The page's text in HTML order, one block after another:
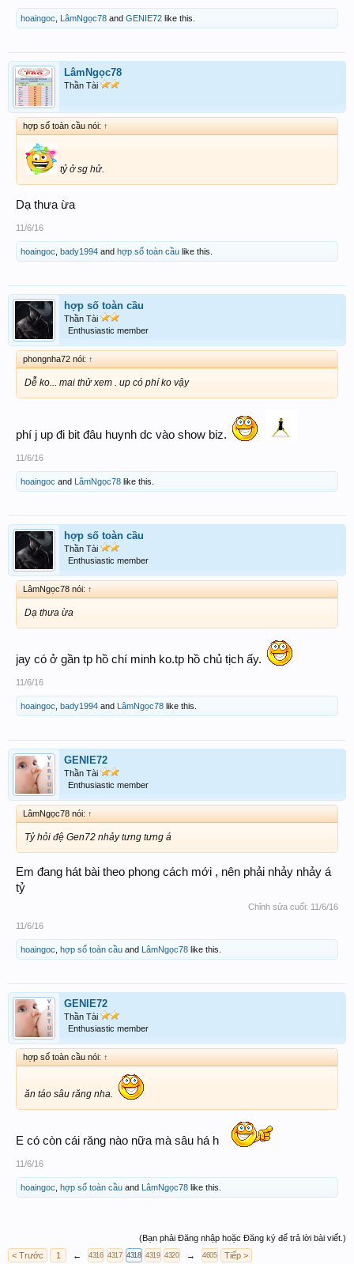
hoaingoc LâmNgọc78 and GENIE72 like this.
LâmNgọc78
Thần Tài
hợp số toàn cầu nói: ↑
tỷ ở sg hử.
Dạ thưa ừa
11/6/16
hoaingoc bady1994 and hợp số toàn cầu like this.
hợp số toàn cầu
Thần Tài
Enthusiastic member
phongnha72 nói: ↑
Dễ ko... mai thử xem . up có phí ko vậy
phí j up đi bit đâu huynh dc vào show biz.
11/6/16
hoaingoc and LâmNgọc78 like this.
hợp số toàn cầu
Thần Tài
Enthusiastic member
LâmNgọc78 nói: ↑
Dạ thưa ừa
jay có ở gần tp hồ chí minh ko.tp hồ chủ tịch ấy.
11/6/16
hoaingoc bady1994 and LâmNgọc78 like this.
GENIE72
Thần Tài
Enthusiastic member
LâmNgọc78 nói: ↑
Tỷ hỏi đệ Gen72 nhảy tưng tưng á
Em đang hát bài theo phong cách mới , nên phải nhảy nhảy á
tỷ
Chỉnh sửa cuối: 11/6/16
11/6/16
hoaingoc, hợp số toàn cầu and LâmNgọc78 like this.
GENIE72
Thần Tài
Enthusiastic member
hợp số toàn cầu nói: ↑
ăn táo sâu răng nha.
E có còn cái răng nào nữa mà sâu há h
11/6/16
hoaingoc hợp số toàn cầu and LâmNgọc78 like this.
(Bạn phải Đăng nhập hoặc Đăng ký để trả lời bài viết.)
< Trước
1 ← 4316 4317 4318 4319 4320 → 4605 Tiếp >